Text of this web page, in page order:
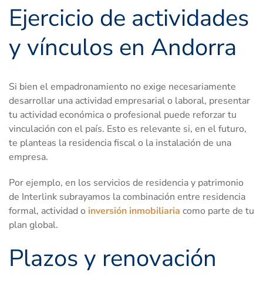
Ejercicio de actividades
y vínculos en Andorra
Si bien el empadronamiento no exige necesariamente
desarrollar una actividad empresarial o laboral, presentar
tu actividad económica o profesional puede reforzar tu
vinculación con el país. Esto es relevante si, en el futuro,
te planteas la residencia fiscal o la instalación de una
empresa.
Por ejemplo, en los servicios de residencia y patrimonio
de Interlink subrayamos la combinación entre residencia
formal, actividad o inversión inmobiliaria como parte de tu
plan global.
Plazos y renovación